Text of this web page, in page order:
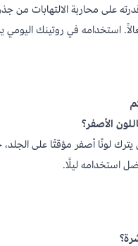
قدرته على محاربة الالتهابات
استخدامه في روتينك
الأصفر؟
يترك لونًا أصفر مؤقتًا على
استخدامه ليلًا.